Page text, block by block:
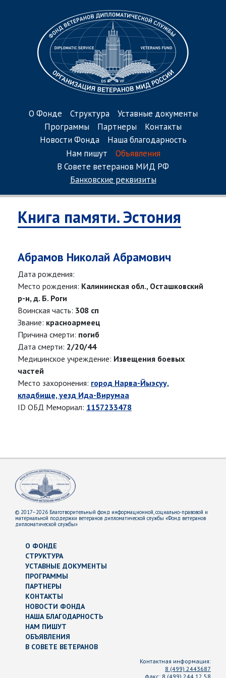
О Фонде Структура
Уставные документы
Программы
Партнеры
Контакты
Новости Фонда
Наша благодарность
Нам пишут
Объявления
В Совете ветеранов МИД РФ
Банковские реквизиты
Книга памяти. Эстония
Абрамов Николай Абрамович
Дата рождения:
Место рождения: Калининская обл., Осташковский
р-н, д. Б. Роги
Воинская часть: 308 сп
Звание: красноармеец
Причина смерти: погиб
Дата смерти: 2/20/44
Медицинское учреждение: Извещения боевых
частей
Место захоронения: город Нарва-Йыэсуу,
кладбище, уезд Ида-Вирумаа
ID ОБД Мемориал: 1157233478
© 2017–2026 Благотворительный фонд информационной, социально-правовой и
материальной поддержки ветеранов дипломатической службы «Фонд ветеранов
дипломатической службы»
О ФОНДЕ
СТРУКТУРА
УСТАВНЫЕ ДОКУМЕНТЫ
ПРОГРАММЫ
ПАРТНЕРЫ
КОНТАКТЫ
НОВОСТИ ФОНДА
НАША БЛАГОДАРНОСТЬ
НАМ ПИШУТ
ОБЪЯВЛЕНИЯ
В СОВЕТЕ ВЕТЕРАНОВ
Контактная информация:
8 (499) 2443687
факс: 8 (499) 244 12 58